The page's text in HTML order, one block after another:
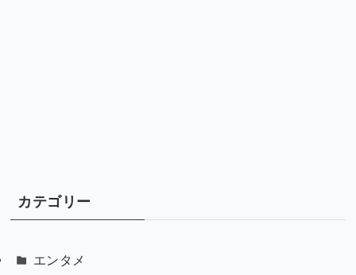
カテゴリー
エンタメ